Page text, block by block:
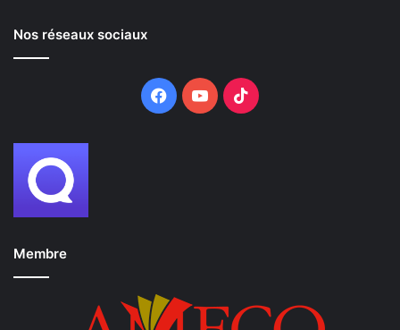
Nos réseaux sociaux
FacebookYouTubeTikTok
Membre